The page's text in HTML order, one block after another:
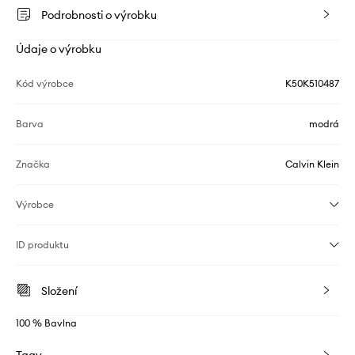
Podrobnosti o výrobku
Údaje o výrobku
Kód výrobce K50K510487
Barva modrá
Značka Calvin Klein
Výrobce
ID produktu
Složení
100 % Bavlna